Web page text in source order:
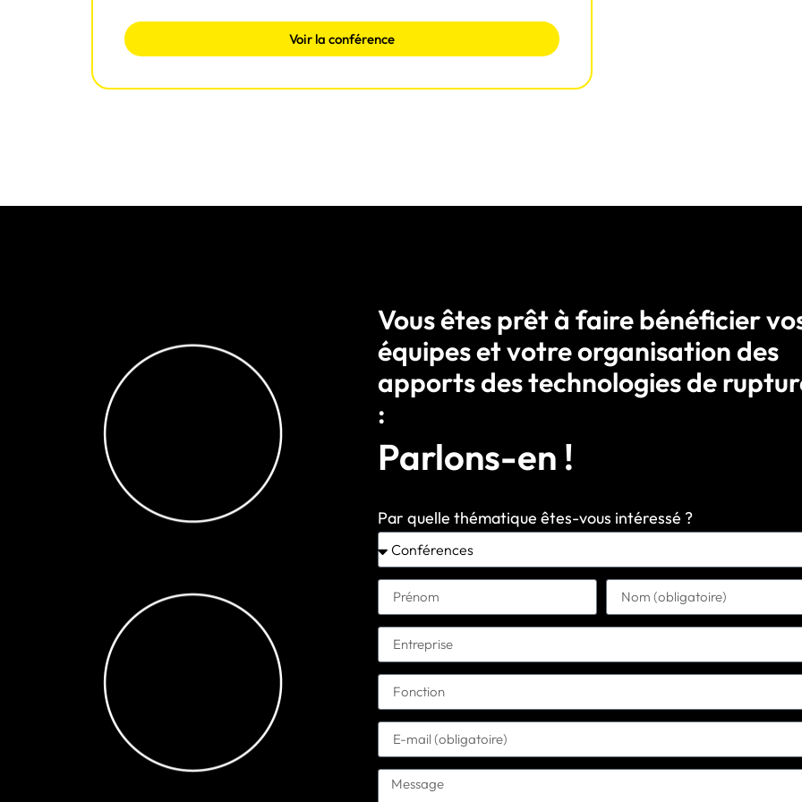
Voir la conférence
Vous êtes prêt à faire bénéficier
équipes et votre organisation des
apports des technologies de
:
Parlons-en !
Par quelle thématique êtes-vous intéressé ?